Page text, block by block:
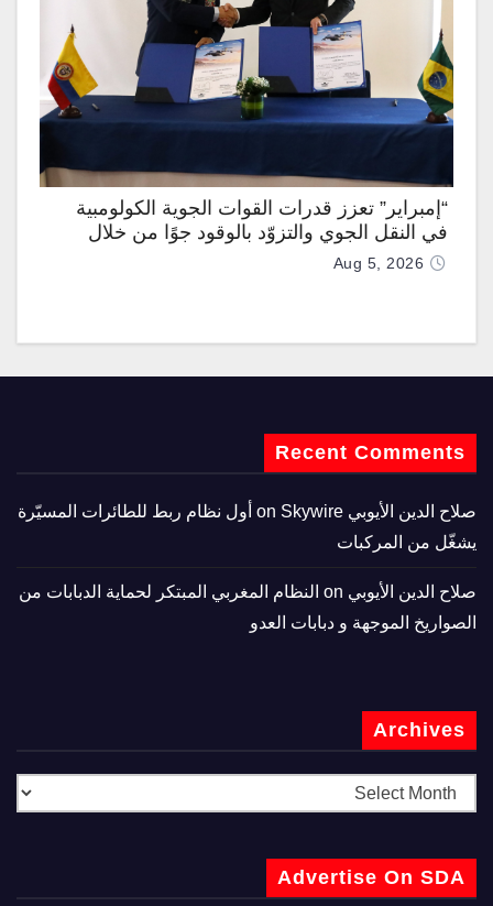
“إمبراير” تعزز قدرات القوات الجوية الكولومبية
في النقل الجوي والتزوّد بالوقود جوًا من خلال
تزويدها بطائرتي “كيه سي-390 ميلينيوم”
Aug 5, 2026
Recent Comments
صلاح الدين الأيوبي
Skywire أول نظام ربط للطائرات المسيّرة
يشغّل من المركبات
صلاح الدين الأيوبي
النظام المغربي المبتكر لحماية الدبابات من
الصواريخ الموجهة و دبابات العدو
Archives
Advertise On SDA